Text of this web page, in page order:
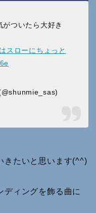
ついたら大好き
スローにちょっと
きたいと思います(^^)
ディングを飾る曲に